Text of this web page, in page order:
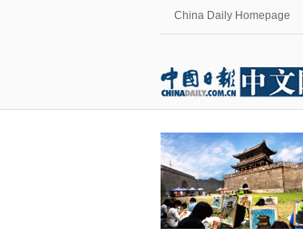
China Daily Homepage